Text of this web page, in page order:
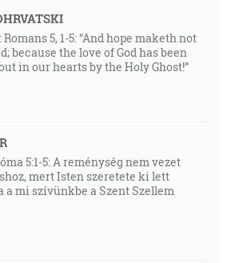
5, 1-5: “And hope maketh not
because the love of God has been
in our hearts by the Holy Ghost!”
5:1-5: A reménység nem vezet
mert Isten szeretete ki lett
a mi szívünkbe a Szent Szellem